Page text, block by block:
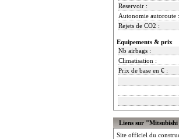
Reservoir :
Autonomie autoroute :
Rejets de CO2 :
Equipements & prix
Nb airbags :
Climatisation :
Prix de base en € :
Liens sur
Site officiel du